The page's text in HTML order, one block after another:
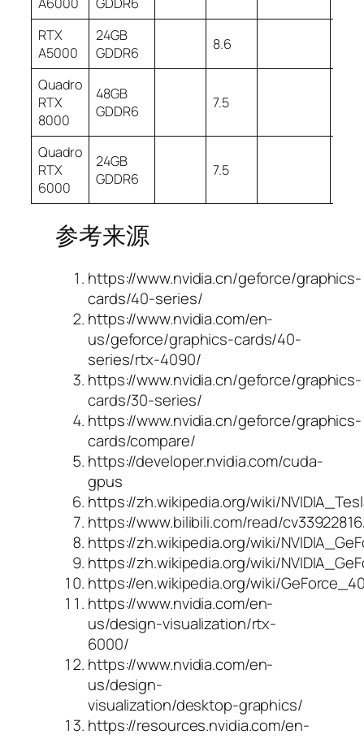
RTX
A5000
24GB
GDDR6
8.6
Quadro
RTX
8000
48GB
GDDR6
7.5
Quadro
RTX
6000
24GB
GDDR6
7.5
参考来源
https://www.nvidia.cn/geforce/graphics-
cards/40-series/
https://www.nvidia.com/en-
us/geforce/graphics-cards/40-
series/rtx-4090/
https://www.nvidia.cn/geforce/graphics-
cards/30-series/
https://www.nvidia.cn/geforce/graphics-
cards/compare/
https://developer.nvidia.com/cuda-
gpus
https://zh.wikipedia.org/wiki/
https://www.bilibili.com/read/
https://zh.wikipedia.org/wiki/
https://zh.wikipedia.org/wiki/
https://en.wikipedia.org/wiki/
https://www.nvidia.com/en-
us/design-visualization/rtx-
6000/
https://www.nvidia.com/en-
us/design-
visualization/desktop-graphics/
https://resources.nvidia.com/en-